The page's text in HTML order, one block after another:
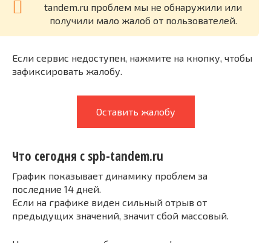
tandem.ru проблем мы не обнаружили или
получили мало жалоб от пользователей.
Если сервис недоступен, нажмите на кнопку, чтобы
зафиксировать жалобу.
Оставить жалобу
Что сегодня с spb-tandem.ru
График показывает динамику проблем за
последние 14 дней.
Если на графике виден сильный отрыв от
предыдущих значений, значит сбой массовый.